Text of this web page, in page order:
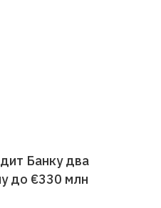
Банку два
до €330 млн